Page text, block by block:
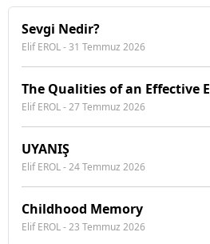
Sevgi Nedir?
Elif EROL - 31 Temmuz 2026
The Qualities of an Effective
Elif EROL - 27 Temmuz 2026
UYANIŞ
Elif EROL - 24 Temmuz 2026
Childhood Memory
Elif EROL - 23 Temmuz 2026